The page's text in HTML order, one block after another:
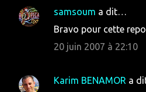
samsoum a dit…
Bravo pour cette
20 juin 2007 à 22:10
Karim BENAMOR a